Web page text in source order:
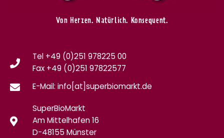
Von Herzen. Natürlich. Konsequent.
Tel +49 (0)251 978225 00
Fax +49 (0)251 97822577
E-Mail: info[at]superbiomarkt.de
SuperBioMarkt
Am Mittelhafen 16
D-48155 Münster